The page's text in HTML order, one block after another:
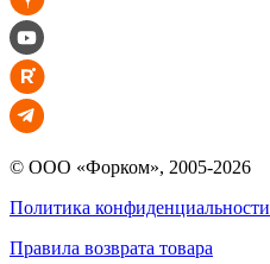
© ООО «Форком», 2005-2026
Политика конфиденциальности
Правила возврата товара